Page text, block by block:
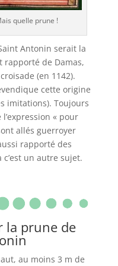
quelle prune !
Antonin serait la
rapporté de Damas,
(en 1142).
cette origine
imitations). Toujours
l’expression « pour
allés guerroyer
rapporté des
un autre sujet.
la prune de
au moins 3 m de